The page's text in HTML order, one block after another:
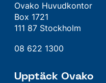
Ovako Huvudkontor
Box 1721
111 87 Stockholm
08 622 1300
Upptäck Ovako